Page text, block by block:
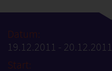
Datum:
19.12.2011 - 20.12.2011
Start: